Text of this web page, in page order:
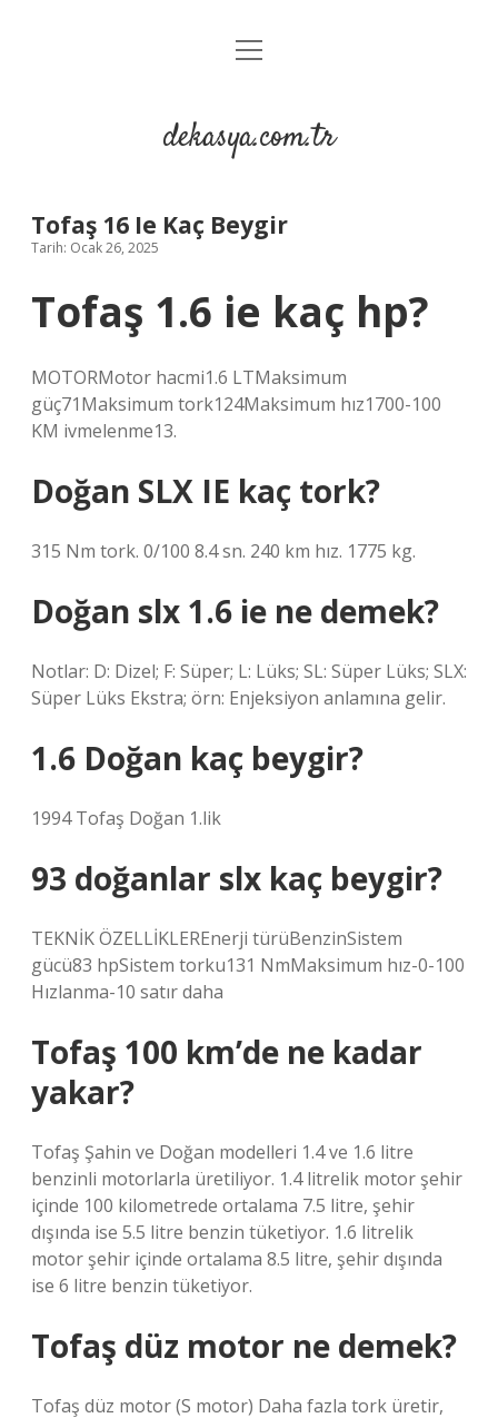
Anasayfa
Yasal Uyarı
menüyü
dekasya.com.tr
Tofaş 16 Ie Kaç Beygir
Tarih: Ocak 26, 2025
Tofaş 1.6 ie kaç hp?
MOTORMotor hacmi1.6 LTMaksimum
güç71Maksimum tork124Maksimum hız1700-100
KM ivmelenme13.
Doğan SLX IE kaç tork?
315 Nm tork. 0/100 8.4 sn. 240 km hız. 1775 kg.
Doğan slx 1.6 ie ne demek?
Notlar: D: Dizel; F: Süper; L: Lüks; SL: Süper Lüks; SLX:
Süper Lüks Ekstra; örn: Enjeksiyon anlamına gelir.
1.6 Doğan kaç beygir?
1994 Tofaş Doğan 1.lik
93 doğanlar slx kaç beygir?
TEKNİK ÖZELLİKLEREnerji türüBenzinSistem
gücü83 hpSistem torku131 NmMaksimum hız-0-100
Hızlanma-10 satır daha
Tofaş 100 km’de ne kadar
yakar?
Tofaş Şahin ve Doğan modelleri 1.4 ve 1.6 litre
benzinli motorlarla üretiliyor. 1.4 litrelik motor şehir
içinde 100 kilometrede ortalama 7.5 litre, şehir
dışında ise 5.5 litre benzin tüketiyor. 1.6 litrelik
motor şehir içinde ortalama 8.5 litre, şehir dışında
ise 6 litre benzin tüketiyor.
Tofaş düz motor ne demek?
Tofaş düz motor (S motor) Daha fazla tork üretir,